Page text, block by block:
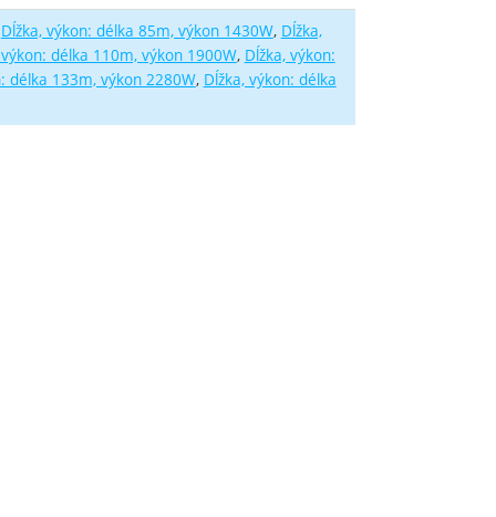
Dĺžka, výkon: délka 85m, výkon 1430W Dĺžka,
délka 110m, výkon 1900W Dĺžka, výkon:
délka 133m, výkon 2280W Dĺžka, výkon: délka